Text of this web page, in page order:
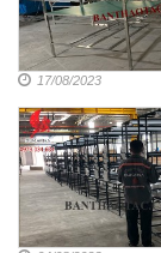
17/08/2023